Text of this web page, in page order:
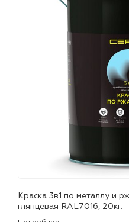
и эмали
Краска 3в1 по металлу и
глянцевая RAL7016, 20кг.